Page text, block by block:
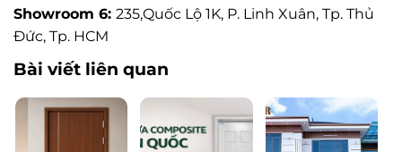
Showroom 6: 235,Quốc Lộ 1K, P. Linh Xuân, Tp. Thủ
Đức, Tp. HCM
Bài viết liên quan